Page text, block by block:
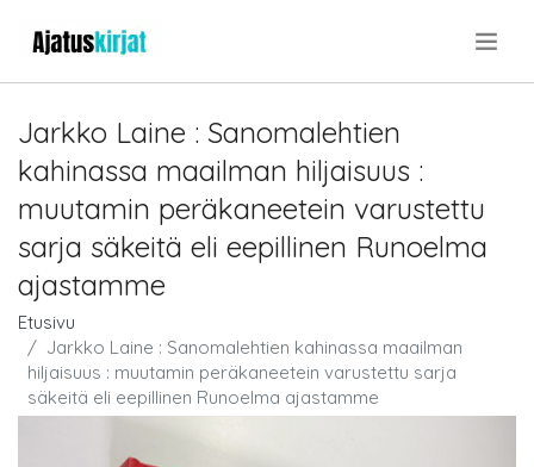
Jarkko Laine : Sanomalehtien
kahinassa maailman hiljaisuus :
muutamin peräkaneetein varustettu
sarja säkeitä eli eepillinen Runoelma
ajastamme
Etusivu
Jarkko Laine : Sanomalehtien kahinassa maailman
hiljaisuus : muutamin peräkaneetein varustettu sarja
säkeitä eli eepillinen Runoelma ajastamme